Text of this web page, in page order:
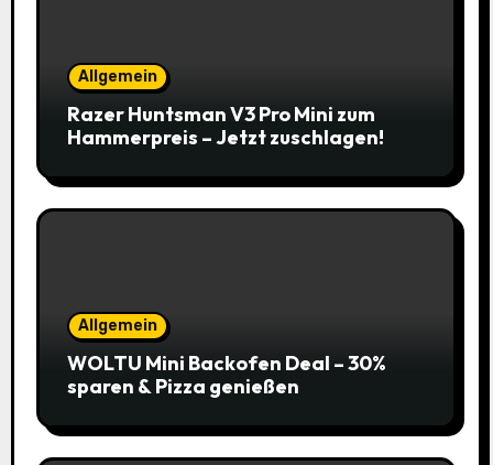
Allgemein
Razer Huntsman V3 Pro Mini zum
Hammerpreis – Jetzt zuschlagen!
Allgemein
WOLTU Mini Backofen Deal – 30%
sparen & Pizza genießen